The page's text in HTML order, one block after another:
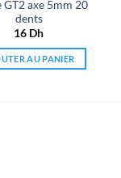
GT2 axe 5mm 20
dents
16 Dh
AU PANIER